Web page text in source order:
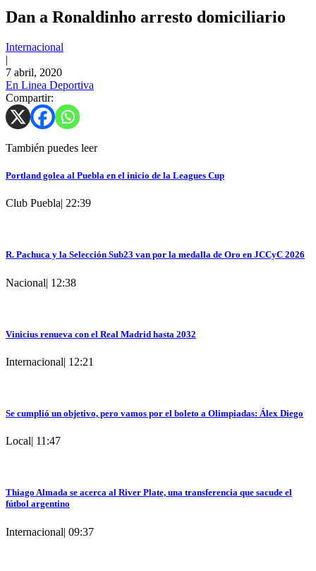
Dan a Ronaldinho arresto domiciliario
Internacional
|
7 abril, 2020
En Linea Deportiva
Compartir:
También puedes leer
Portland golea al Puebla en el inicio de la Leagues Cup
Club Puebla| 22:39
R. Pachuca y la Selección Sub23 van por la medalla de Oro en JCCyC 2026
Nacional| 12:38
Vinicius renueva con el Real Madrid hasta 2032
Internacional| 12:21
Se cumplió un objetivo, pero vamos por el boleto a Olimpiadas: Álex Diego
Local| 11:47
Thiago Almada se acerca al River Plate, una transferencia que sacude el
fútbol argentino
Internacional| 09:37